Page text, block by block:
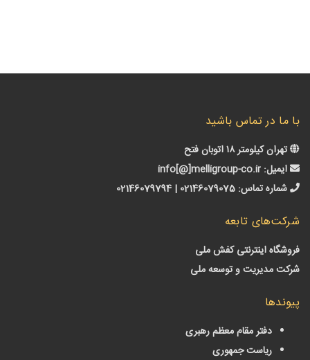
در تماس باشید
کیلومتر ۱۸ اتوبان فتح
info[@]melligroup-co.ir
تماس:02146079075 | 02146079794
تابعه
اینترنتی کفش ملی
مدیریت و توسعه ملی
دفتر مقام معظم رهبری
ریاست جمهوری